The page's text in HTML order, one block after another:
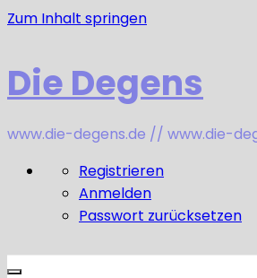
Zum Inhalt springen
Die Degens
www.die-degens.de // www.die-
Registrieren
Anmelden
Passwort zurücksetzen